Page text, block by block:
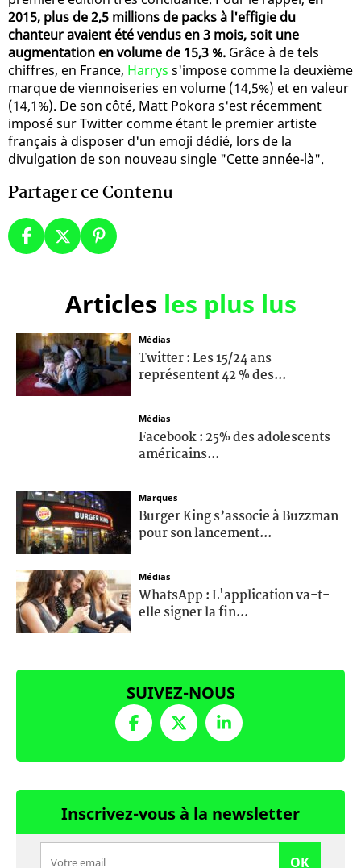
2015, plus de 2,5 millions de packs à l'effigie du
chanteur avaient été vendus en 3 mois, soit une
augmentation en volume de 15,3 %. Grâce à de tels
chiffres, en France, Harrys s'impose comme la deuxième
marque de viennoiseries en volume (14,5%) et en valeur
(14,1%). De son côté, Matt Pokora s'est récemment
imposé sur Twitter comme étant le premier artiste
français à disposer d'un emoji dédié, lors de la
divulgation de son nouveau single "Cette année-là".
Partager ce Contenu
Articles les plus lus
Médias
Twitter : Les 15/24 ans
représentent 42 % des...
Médias
Facebook : 25% des adolescents
américains...
Marques
Burger King s’associe à Buzzman
pour son lancement...
Médias
WhatsApp : L'application va-t-
elle signer la fin...
SUIVEZ-NOUS
Inscrivez-vous à la newsletter
OK